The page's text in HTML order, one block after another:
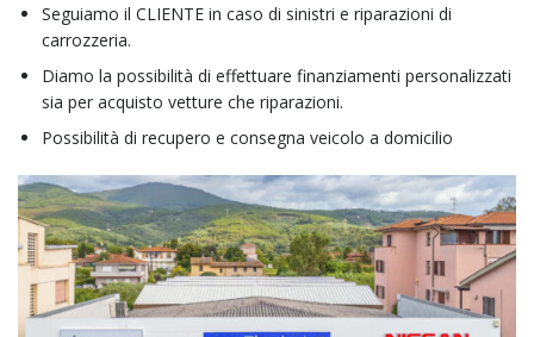
Seguiamo il CLIENTE in caso di sinistri e riparazioni di
carrozzeria.
Diamo la possibilità di effettuare finanziamenti personalizzati
sia per acquisto vetture che riparazioni.
Possibilità di recupero e consegna veicolo a domicilio